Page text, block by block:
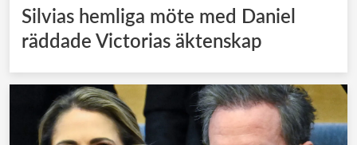
Silvias hemliga möte med Daniel
räddade Victorias äktenskap